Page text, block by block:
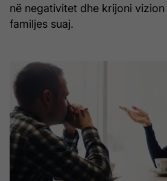
në negativitet dhe krijoni
familjes suaj.